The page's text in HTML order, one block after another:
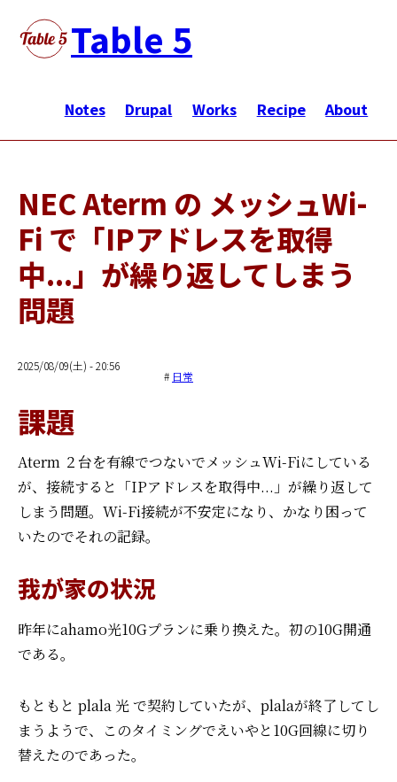
テ
Table 5
ン
ビ
ゲ
ー
シ
ョ
ン
Notes Drupal Works Recipe About
NEC Aterm の メッシュWi-
Fi で「IPアドレスを取得
中...」が繰り返してしまう
問題
2025/08/09(土) - 20:56
日常
課題
Aterm ２台を有線でつないでメッシュWi-Fiにしている
が、接続すると「IPアドレスを取得中...」が繰り返して
しまう問題。Wi-Fi接続が不安定になり、かなり困って
いたのでそれの記録。
我が家の状況
昨年にahamo光10Gプランに乗り換えた。初の10G開通
である。
もともと plala 光 で契約していたが、plalaが終了してし
まうようで、
このタイミングでえいやと10G回線に切り
替えたのであった。